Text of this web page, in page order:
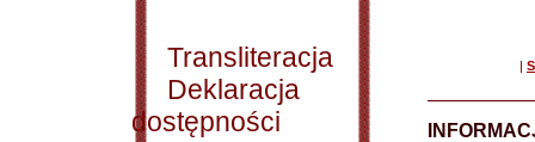
Transliteracja
Deklaracja
dostępności
|